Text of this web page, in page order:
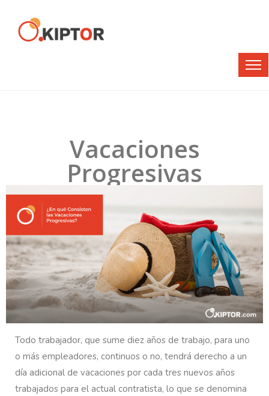
Vacaciones
Progresivas
Todo trabajador, que sume diez años de trabajo, para uno
o más empleadores, continuos o no, tendrá derecho a un
día adicional de vacaciones por cada tres nuevos años
trabajados para el actual contratista, lo que se denomina